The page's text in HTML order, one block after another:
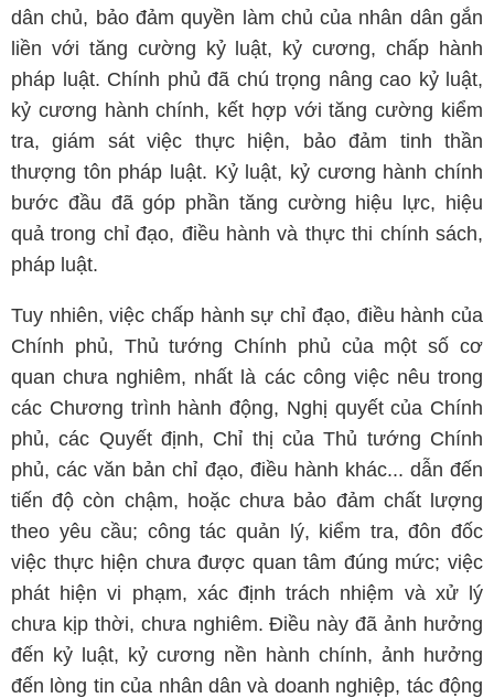
dân chủ, bảo đảm quyền làm chủ của nhân dân gắn
liền với tăng cường kỷ luật, kỷ cương, chấp hành
pháp luật. Chính phủ đã chú trọng nâng cao kỷ luật,
kỷ cương hành chính, kết hợp với tăng cường kiểm
tra, giám sát việc thực hiện, bảo đảm tinh thần
thượng tôn pháp luật. Kỷ luật, kỷ cương hành chính
bước đầu đã góp phần tăng cường hiệu lực, hiệu
quả trong chỉ đạo, điều hành và thực thi chính sách,
pháp luật.
Tuy nhiên, việc chấp hành sự chỉ đạo, điều hành của
Chính phủ, Thủ tướng Chính phủ của một số cơ
quan chưa nghiêm, nhất là các công việc nêu trong
các Chương trình hành động, Nghị quyết của Chính
phủ, các Quyết định, Chỉ thị của Thủ tướng Chính
phủ, các văn bản chỉ đạo, điều hành khác... dẫn đến
tiến độ còn chậm, hoặc chưa bảo đảm chất lượng
theo yêu cầu; công tác quản lý, kiểm tra, đôn đốc
việc thực hiện chưa được quan tâm đúng mức; việc
phát hiện vi phạm, xác định trách nhiệm và xử lý
chưa kịp thời, chưa nghiêm. Điều này đã ảnh hưởng
đến kỷ luật, kỷ cương nền hành chính, ảnh hưởng
đến lòng tin của nhân dân và doanh nghiệp, tác động